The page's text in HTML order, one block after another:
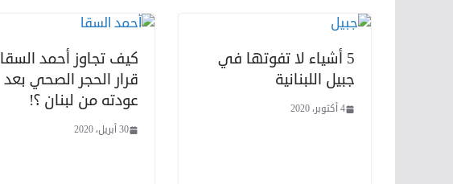
5 أشياء لا تفوتها في
جبيل اللبنانية
4 أكتوبر، 2020
كيف تجاوز أحمد السقا
قرار الحجر الصحي بعد
عودته من لبنان ؟!
30 أبريل، 2020